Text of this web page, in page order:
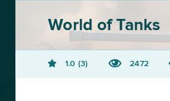
World of Tanks
1.0 3 2472